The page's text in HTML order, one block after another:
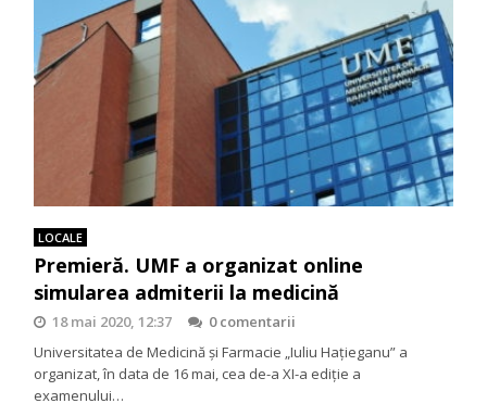
LOCALE
Premieră. UMF a organizat online
simularea admiterii la medicină
18 mai 2020, 12:37
0 comentarii
Universitatea de Medicină și Farmacie „Iuliu Hațieganu” a
organizat, în data de 16 mai, cea de-a XI-a ediţie a
examenului…